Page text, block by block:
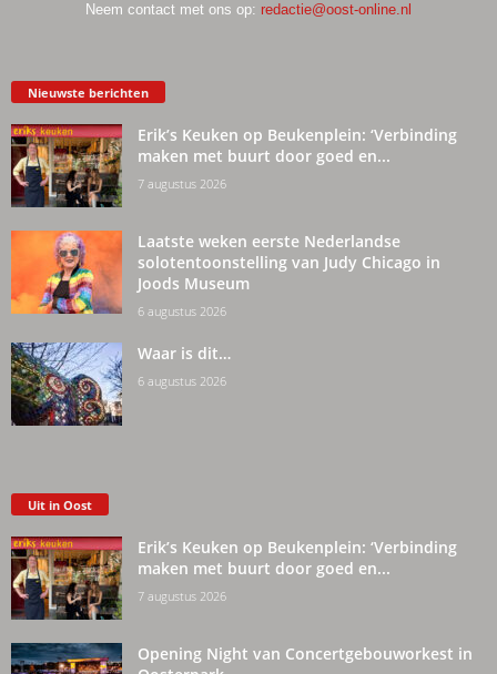
Neem contact met ons op: redactie@oost-online.nl
Nieuwste berichten
Erik’s Keuken op Beukenplein: ‘Verbinding
maken met buurt door goed en...
7 augustus 2026
Laatste weken eerste Nederlandse
solotentoonstelling van Judy Chicago in
Joods Museum
6 augustus 2026
Waar is dit…
6 augustus 2026
Uit in Oost
Erik’s Keuken op Beukenplein: ‘Verbinding
maken met buurt door goed en...
7 augustus 2026
Opening Night van Concertgebouworkest in